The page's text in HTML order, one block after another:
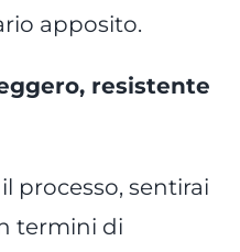
apposito.
resistente
processo, sentirai
termini di